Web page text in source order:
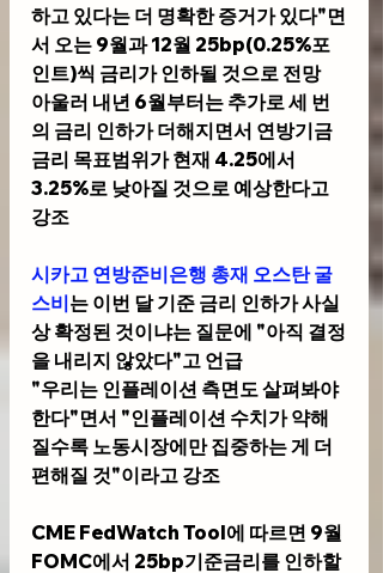
하고 있다는 더 명확한 증거가 있다"면
서 오는 9월과 12월 25bp(0.25%포
인트)씩 금리가 인하될 것으로 전망
아울러 내년 6월부터는 추가로 세 번
의 금리 인하가 더해지면서 연방기금
금리 목표범위가 현재 4.25에서
3.25%로 낮아질 것으로 예상한다고
강조
시카고 연방준비은행 총재 오스탄 굴
스비는 이번 달 기준 금리 인하가 사실
상 확정된 것이냐는 질문에 "아직 결정
을 내리지 않았다"고 언급
"우리는 인플레이션 측면도 살펴봐야
한다"면서 "인플레이션 수치가 약해
질수록 노동시장에만 집중하는 게 더
편해질 것"이라고 강조
CME FedWatch Tool에 따르면 9월
FOMC에서 25bp기준금리를 인하할